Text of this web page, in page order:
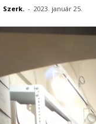
Szerk. - 2023. január 25.